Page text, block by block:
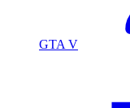
GTA V